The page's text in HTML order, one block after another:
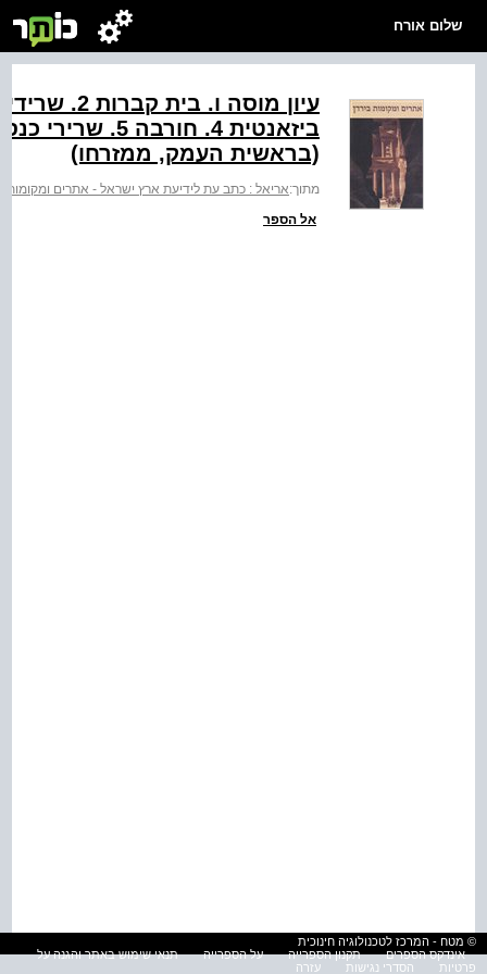
שלום אורח
(בראשית העמק, ממזרחו)
מתוך:אריאל : כתב עת לידיעת ארץ ישראל - אתרים ומקומות
אל הספר
© מטח - המרכז לטכנולוגיה חינוכית
אינדקס הספרים
תקנון הספרייה על הספרייה
תנאי שימוש באתר והגנה על
פרטיות
הסדרי נגישות עזרה